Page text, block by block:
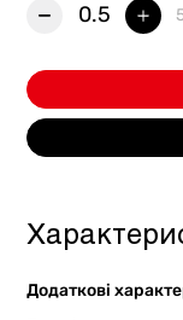
0.5
Додаткові